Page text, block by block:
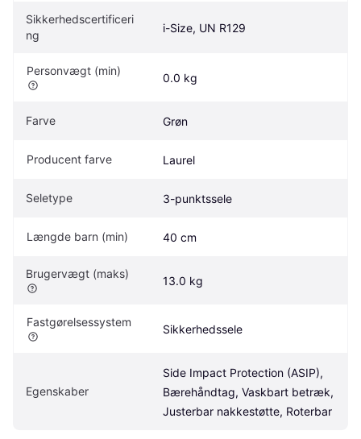
Sikkerhedscertificeri
ng
i-Size, UN R129
Personvægt (min)
0.0 kg
Farve Grøn
Producent farve Laurel
Seletype 3-punktssele
Længde barn (min) 40 cm
Brugervægt (maks)
13.0 kg
Fastgørelsessystem
Sikkerhedssele
Egenskaber
Side Impact Protection (ASIP),
Bærehåndtag, Vaskbart betræk,
Justerbar nakkestøtte, Roterbar